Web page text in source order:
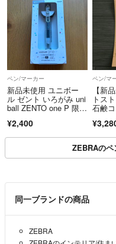
ペン/マーカー
新品未使用 ユニボー
ル ゼント いろがみ uni
ball ZENTO one P 限
¥2,400
ペン/マ
【新
トス
石鹸
チャー
ZEBRAの
同一ブランドの商品
ZEBRA